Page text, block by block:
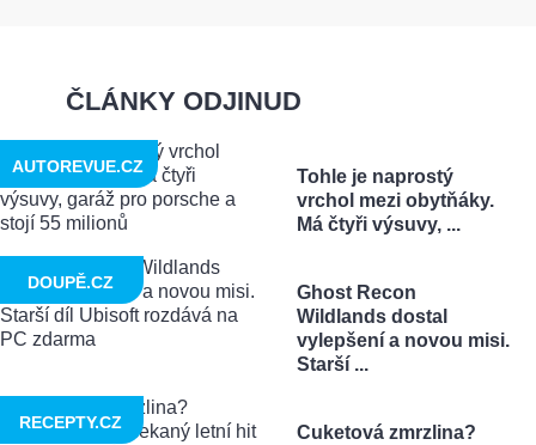
ČLÁNKY ODJINUD
Tohle je naprostý
vrchol mezi obytňáky.
Má čtyři výsuvy, ...
AUTOREVUE.CZ
Ghost Recon
Wildlands dostal
vylepšení a novou misi.
Starší ...
DOUPĚ.CZ
Cuketová zmrzlina?
RECEPTY.CZ